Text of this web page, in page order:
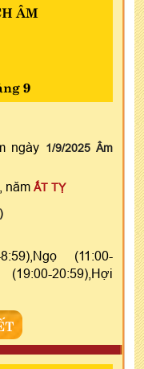
ÂM
9
ngày 1/9/2025 Âm
, năm ẤT TỴ
(11:00-
20:59),Hợi